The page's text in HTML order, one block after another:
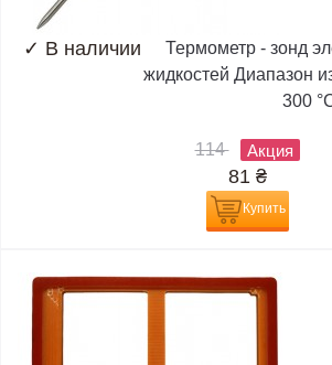
✓ В наличии
Термометр - зонд
жидкостей Диапазон
300
114 Акция
81 ₴
Купить